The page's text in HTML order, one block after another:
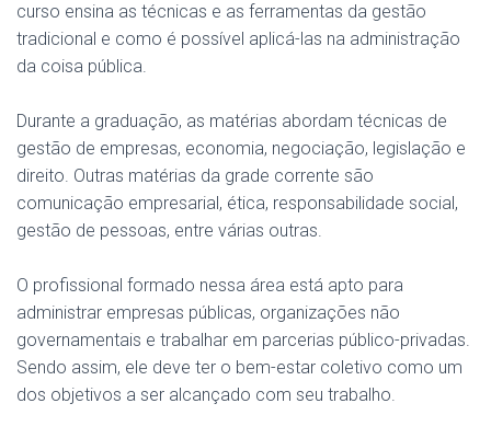
curso ensina as técnicas e as ferramentas da gestão
tradicional e como é possível aplicá-las na administração
da coisa pública.
Durante a graduação, as matérias abordam técnicas de
gestão de empresas, economia, negociação, legislação e
direito. Outras matérias da grade corrente são
comunicação empresarial, ética, responsabilidade social,
gestão de pessoas, entre várias outras.
O profissional formado nessa área está apto para
administrar empresas públicas, organizações não
governamentais e trabalhar em parcerias público-privadas.
Sendo assim, ele deve ter o bem-estar coletivo como um
dos objetivos a ser alcançado com seu trabalho.